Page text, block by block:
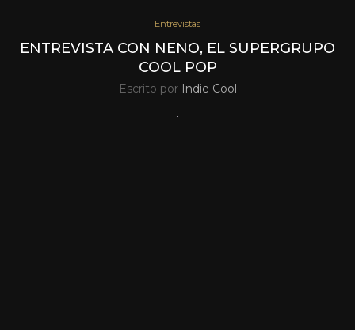
Entrevistas
ENTREVISTA CON NENO, EL SUPERGRUPO
COOL POP
Escrito por Indie Cool